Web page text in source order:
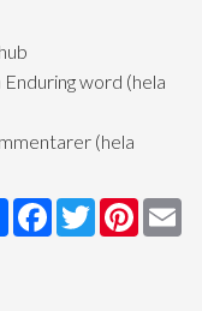
word (hela
(hela
Share Facebook
Twitter